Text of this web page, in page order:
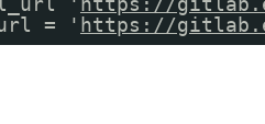
= ' https://